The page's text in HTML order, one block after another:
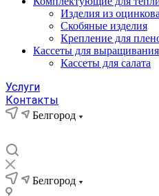
Изделия из
Скобяные изделия
Крепление для
Кассеты для выращивания
Кассеты для салата
Услуги
Контакты
Белгород
Белгород